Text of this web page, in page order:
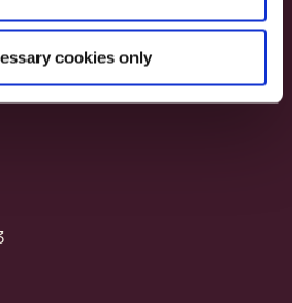
cookies only